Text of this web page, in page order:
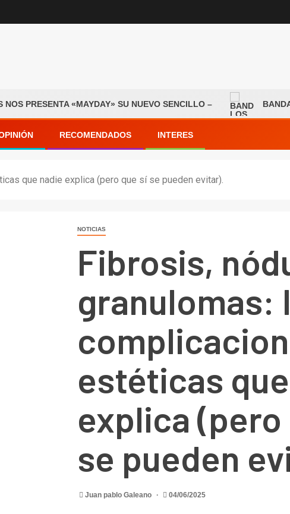
«MAYDAY» SU NUEVO SENCILLO – BANDA LOS
RECOMENDADOS INTERES
que nadie explica (pero que sí se pueden evitar).
NOTICIAS
Fibrosis,
granulomas:
estéticas
explica (pero
se pueden
Juan pablo Galeano 04/06/2025